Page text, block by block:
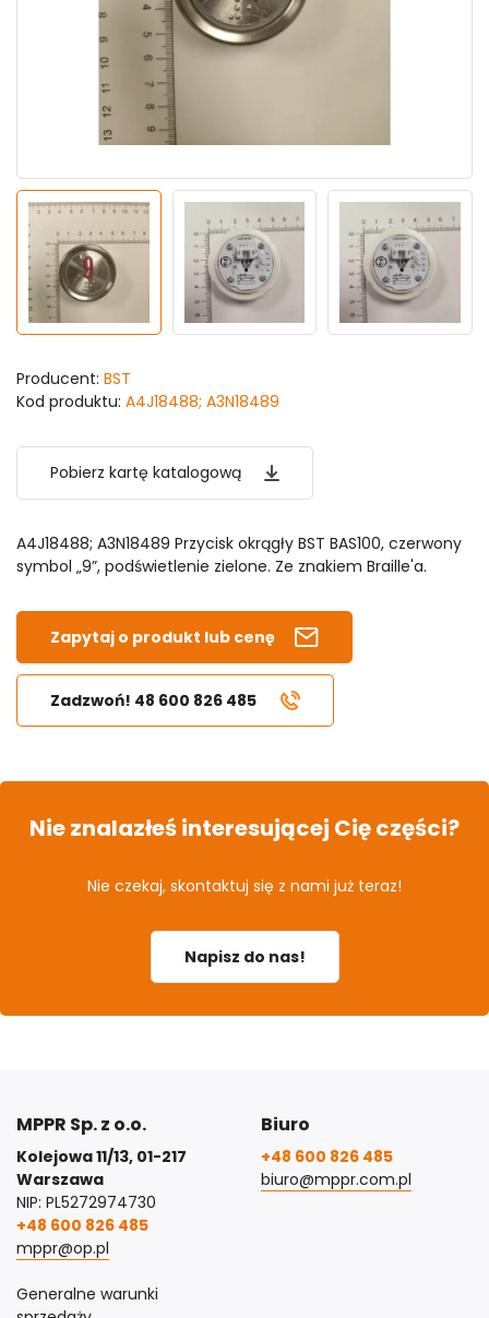
Producent: BST
Kod produktu: A4J18488; A3N18489
Pobierz kartę katalogową
A4J18488; A3N18489 Przycisk okrągły BST BAS100, czerwony
symbol „9”, podświetlenie zielone. Ze znakiem Braille'a.
Zapytaj o produkt lub cenę
Zadzwoń! 48 600 826 485
Nie znalazłeś interesującej Cię części?
Nie czekaj, skontaktuj się z nami już teraz!
Napisz do nas!
MPPR Sp. z o.o.
Kolejowa 11/13, 01-217
Warszawa
NIP: PL5272974730
+48 600 826 485
mppr@op.pl
Generalne warunki
Biuro
+48 600 826 485
biuro@mppr.com.pl